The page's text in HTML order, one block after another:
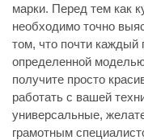
марки. Перед тем как
необходимо точно
том, что почти каждый
определенной
получите просто
работать с вашей
универсальные,
грамотным